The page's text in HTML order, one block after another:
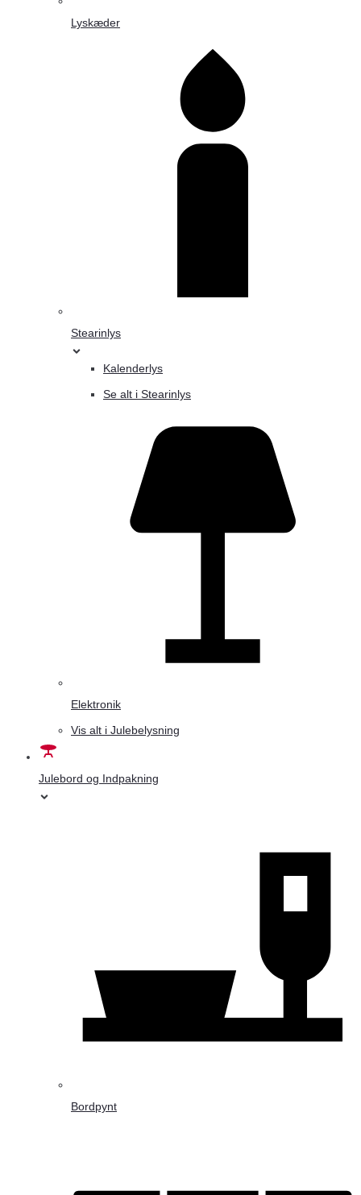
Lyskæder
Stearinlys
Kalenderlys
Se alt i Stearinlys
Elektronik
Vis alt i Julebelysning
Julebord og Indpakning
Bordpynt